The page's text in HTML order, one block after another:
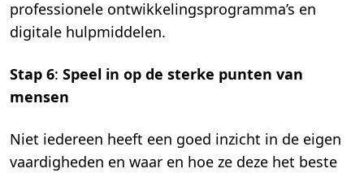
professionele ontwikkelingsprogramma’s en
digitale hulpmiddelen.
Stap 6: Speel in op de sterke punten van
mensen
Niet iedereen heeft een goed inzicht in de eigen
vaardigheden en waar en hoe ze deze het beste